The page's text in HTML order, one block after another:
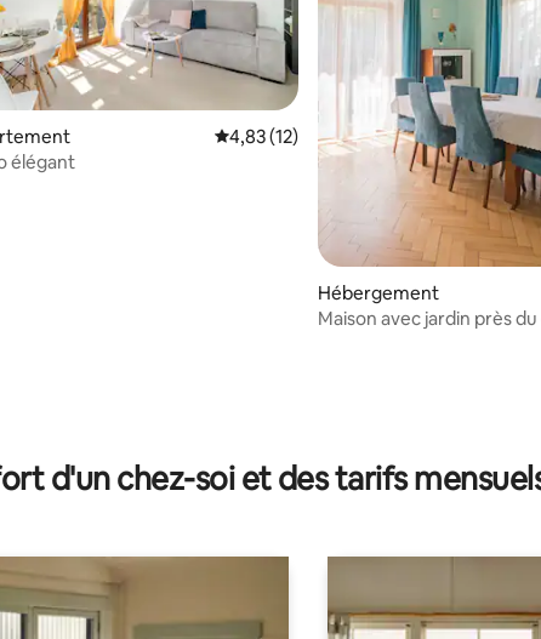
sur la base de 18 commentaires : 4,56 sur 5
Évaluation moyenne sur la base de 12
4,83 (12)
élégant
Hébergement
Maison avec jardin près
d'un chez-soi et des tarifs